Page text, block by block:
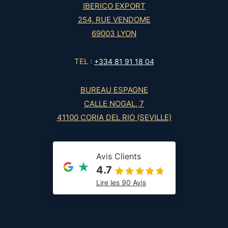
IBERICO EXPORT
254, RUE VENDOME
69003 LYON
TEL : +334 81 91 18 04
BUREAU ESPAGNE
CALLE NOGAL, 7
41100 CORIA DEL RIO (SEVILLE)
Avis Clients
4.7
Lire les 90 Avis